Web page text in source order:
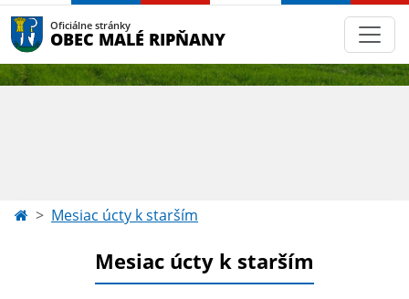
Oficiálne stránky
OBEC MALÉ RIPŇANY
Mesiac úcty k starším
Mesiac úcty k starším